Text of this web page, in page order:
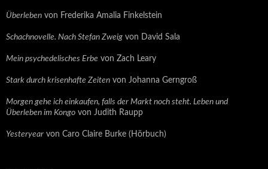
Überleben von Frederika Amalia Finkelstein
Schachnovelle. Nach Stefan Zweig von David Sala
Mein psychedelisches Erbe von Zach Leary
Stark durch krisenhafte Zeiten von Johanna Gerngroß
Morgen gehe ich einkaufen, falls der Markt noch steht. Leben und
Überleben im Kongo von Judith Raupp
Yesteryear von Caro Claire Burke (Hörbuch)